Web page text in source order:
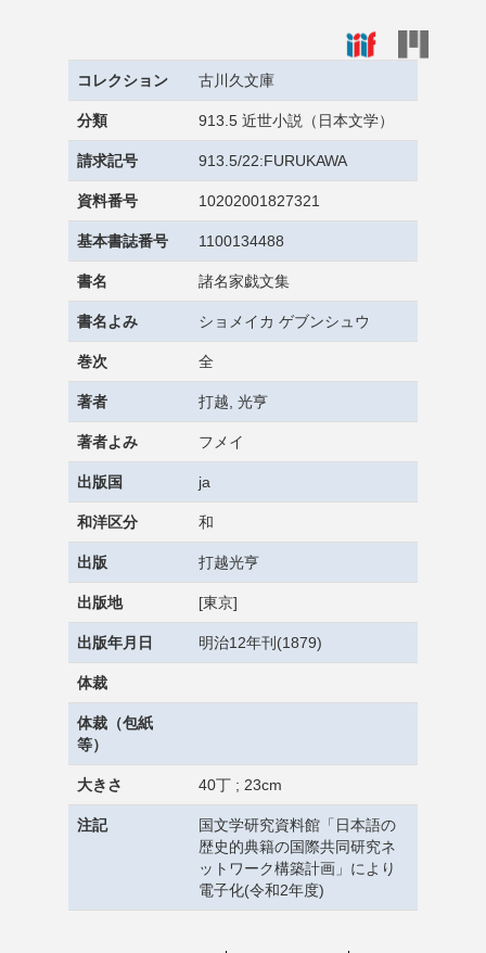
コレクション 古川久文庫
分類 913.5 近世小説（日本文学）
請求記号 913.5/22:FURUKAWA
資料番号 10202001827321
基本書誌番号 1100134488
書名 諸名家戯文集
書名よみ ショメイカ ゲブンシュウ
巻次 全
著者 打越, 光亨
著者よみ フメイ
出版国 ja
和洋区分 和
出版 打越光亨
出版地 [東京]
出版年月日 明治12年刊(1879)
体裁
体裁（包紙
等）
大きさ 40丁 ; 23cm
注記
国文学研究資料館「日本語の
歴史的典籍の国際共同研究ネ
ットワーク構築計画」により
電子化(令和2年度)